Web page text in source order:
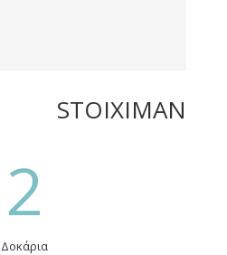
STOIXIMAN
2
Δοκάρια